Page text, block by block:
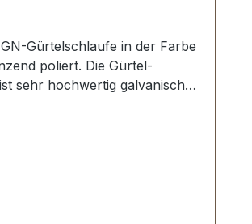
Gürtelschlaufe in der Farbe
poliert. Die Gürtel-
sehr hochwertig galvanisch